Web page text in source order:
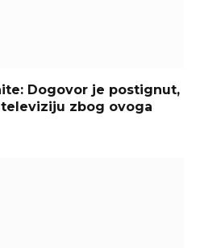
Dogovor je postignut,
zbog ovoga